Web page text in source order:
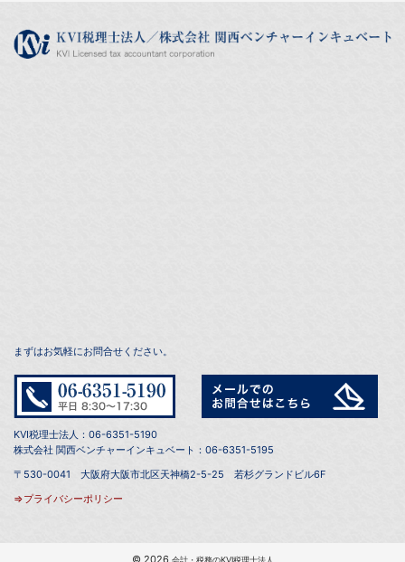
まずはお気軽にお問合せください。
KVI税理士法人：06-6351-5190
株式会社 関西ベンチャーインキュベート：06-6351-5195
〒530-0041 大阪府大阪市北区天神橋2-5-25 若杉グランドビル6F
⇒プライバシーポリシー
© 2026 会計・税務のKVI税理士法人